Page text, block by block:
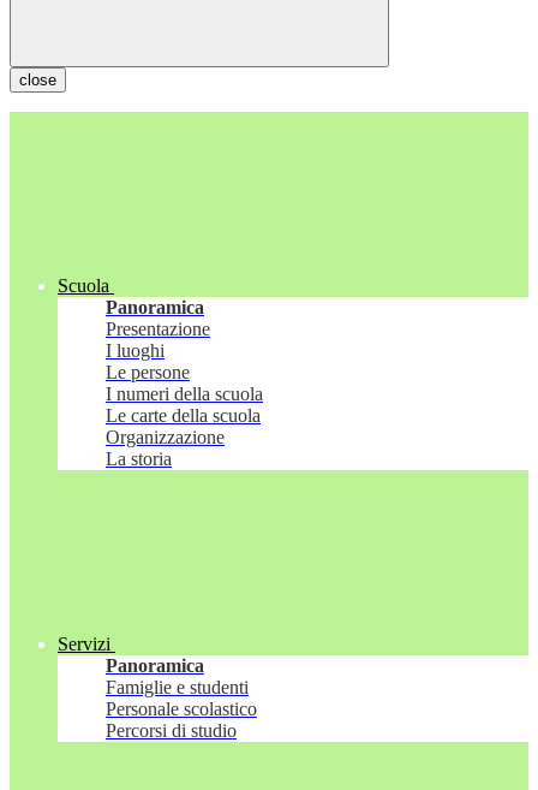
close
Scuola
Panoramica
Presentazione
I luoghi
Le persone
I numeri della scuola
Le carte della scuola
Organizzazione
La storia
Servizi
Panoramica
Famiglie e studenti
Personale scolastico
Percorsi di studio